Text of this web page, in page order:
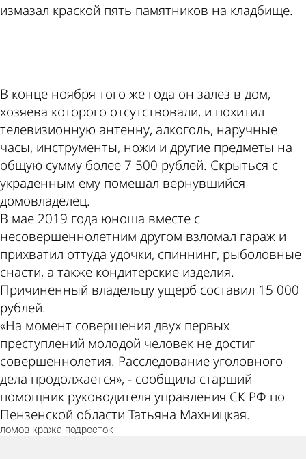
измазал краской пять памятников на кладбище.
В конце ноября того же года он залез в дом,
хозяева которого отсутствовали, и похитил
телевизионную антенну, алкоголь, наручные
часы, инструменты, ножи и другие предметы на
общую сумму более 7 500 рублей. Скрыться с
украденным ему помешал вернувшийся
домовладелец.
В мае 2019 года юноша вместе с
несовершеннолетним другом взломал гараж и
прихватил оттуда удочки, спиннинг, рыболовные
снасти, а также кондитерские изделия.
Причиненный владельцу ущерб составил 15 000
рублей.
«На момент совершения двух первых
преступлений молодой человек не достиг
совершеннолетия. Расследование уголовного
дела продолжается», - сообщила старший
помощник руководителя управления СК РФ по
Пензенской области Татьяна Махницкая.
ломов кража подросток